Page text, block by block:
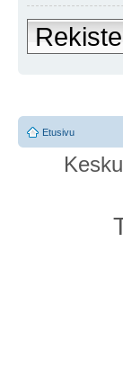
Etusivu